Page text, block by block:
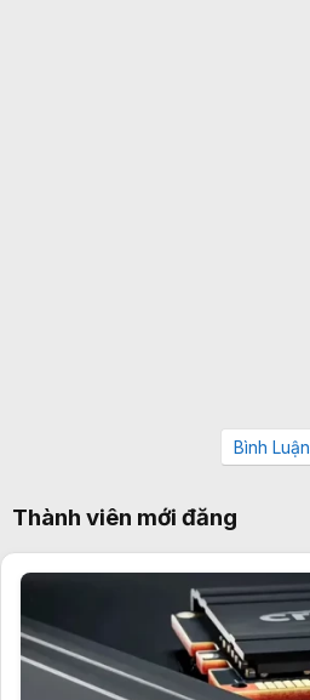
Bình Luận
Thành viên mới đăng